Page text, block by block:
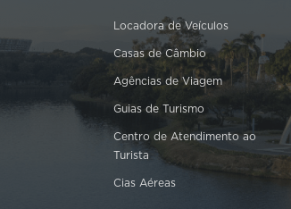
Locadora de Veículos
Casas de Câmbio
Agências de Viagem
Guias de Turismo
Centro de Atendimento ao
Turista
Cias Aéreas